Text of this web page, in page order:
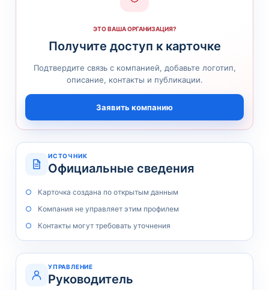
ЭТО ВАША ОРГАНИЗАЦИЯ?
Получите доступ к карточке
Подтвердите связь с компанией, добавьте логотип,
описание, контакты и публикации.
Заявить компанию
ИСТОЧНИК
Официальные сведения
Карточка создана по открытым данным
Компания не управляет этим профилем
Контакты могут требовать уточнения
УПРАВЛЕНИЕ
Руководитель